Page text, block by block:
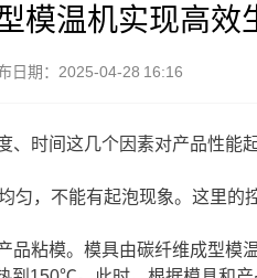
模温机实现高效
日期：2025-04-28 16:16
时间这几个因素对产品性能
，不能有起泡现象。这里的
品粘模。模具由碳纤维成型模